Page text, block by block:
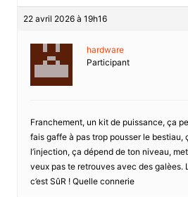
22 avril 2026 à 19h16
hardware
Participant
Franchement, un kit de puissance, ça
fais gaffe à pas trop pousser le bestiau,
l’injection, ça dépend de ton niveau,
veux pas te retrouves avec des galèes.
c’est SûR ! Quelle connerie